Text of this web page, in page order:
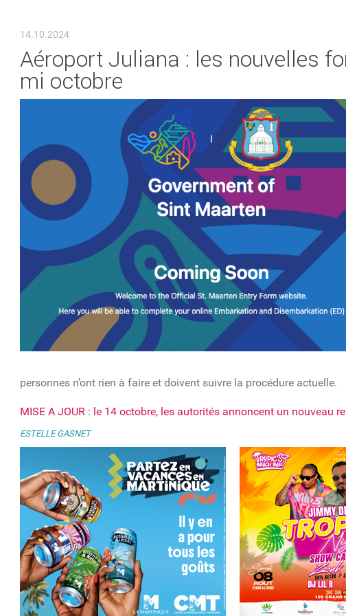
14.10.2024
Aéroport Juliana : les nouvelles
mi octobre
personnes n’ont rien à faire et doivent suivre la procédure actuelle.
MISE A JOUR : le 14 octobre, les autorités annoncent un nouveau
ESTELLE GASNET